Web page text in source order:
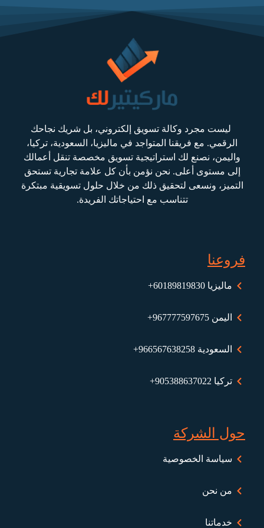
ليست مجرد وكالة تسويق إلكتروني، بل شريك نجاحك
الرقمي. مع فريقنا المتواجد في ماليزيا، السعودية، تركيا،
واليمن، نصنع لك استراتيجية تسويق مخصصة تنقل أعمالك
إلى مستوى أعلى. نحن نؤمن بأن كل علامة تجارية تستحق
التميز، ونسعى لتحقيق ذلك من خلال حلول تسويقية مبتكرة
تتناسب مع احتياجاتك الفريدة.
فروعنا
ماليزيا ⁦+60189819830⁩
اليمن ⁦+967777597675⁩
السعودية 966567638258+
تركيا 905388637022+
حول الشركة
سياسة الخصوصية
من نحن
خدماتنا